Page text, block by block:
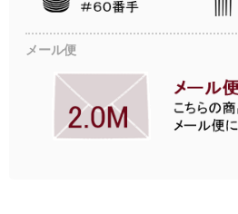
メール便